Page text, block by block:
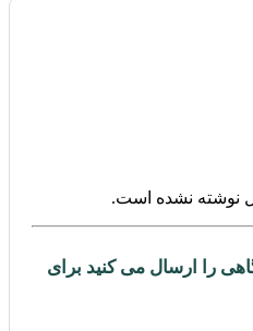
نوشته نشده است.
را ارسال می کنید برای